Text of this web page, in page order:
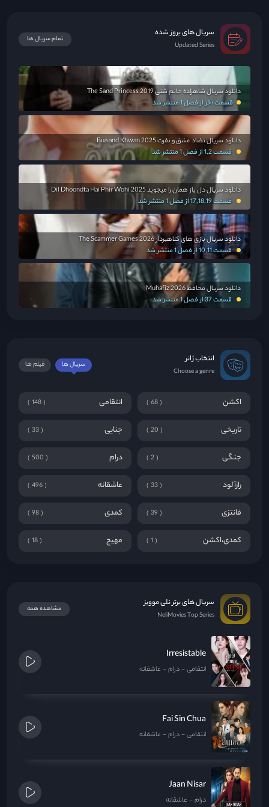
مصمم است که حقیقت را ...
سریال های بروز شده
Updated Series
تمام سریال ها
دانلود سریال شاهزاده خانم شنی The Sand Princess 2019
قسمت آخر از فصل 1 منتشر شد
دانلود سریال تضاد عشق و نفرت Bua and Khwan 2025
قسمت 1,2 از فصل 1 منتشر شد
دانلود سریال دل باز همان را میجوید Dil Dhoondta Hai Phir Wohi 2025
قسمت 17,18,19 از فصل 1 منتشر شد
دانلود سریال بازی های کلاهبردار The Scammer Games 2026
قسمت 10,11 از فصل 1 منتشر شد
دانلود سریال محافظ Muhafiz 2026
قسمت 37 از فصل 1 منتشر شد
انتخاب ژانر
Choose a genre
فیلم ها سریال ها
اکشن 68 انتقامی 148
تاریخی 20 جنایی 33
جنگی 2 درام 500
رازآلود 33 عاشقانه 496
فانتزی 39 کمدی 98
کمدی،اکشن 1 مهیج 18
سریال های برتر نلی موویز
NeliMovies Top Series
مشاهده همه
Irresistable
انتقامی درام عاشقانه
Fai Sin Chua
انتقامی درام عاشقانه
Jaan Nisar
درام عاشقانه